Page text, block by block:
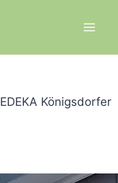
EDEKA Königsdorfer